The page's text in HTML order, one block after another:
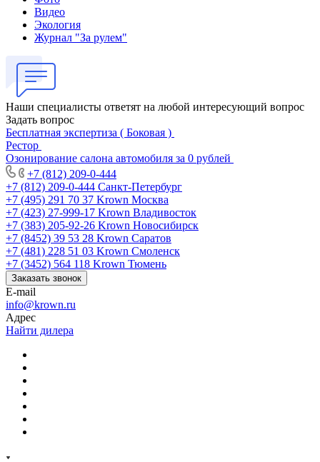
Видео
Экология
Журнал "За рулем"
Наши специалисты ответят на любой интересующий вопрос
Задать вопрос
Бесплатная экспертиза ( Боковая )
Рестор
Озонирование салона автомобиля за 0 рублей
+7 (812) 209-0-444
+7 (812) 209-0-444 Санкт-Петербург
+7 (495) 291 70 37 Krown Москва
+7 (423) 27-999-17 Krown Владивосток
+7 (383) 205-92-26 Krown Новосибирск
+7 (8452) 39 53 28 Krown Саратов
+7 (481) 228 51 03 Krown Смоленск
+7 (3452) 564 118 Krown Тюмень
Заказать звонок
E-mail
info@krown.ru
Адрес
Найти дилера